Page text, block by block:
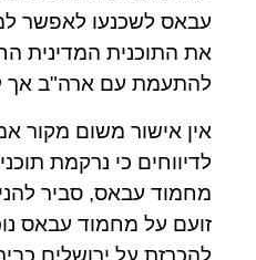
עבאס לשכנעו לאפשר
את התוכנית המדינית
להתעמת עם ארה"ב אך
אין אישור משום מקור
לדיווחים כי נרקמת
מחמוד עבאס, סביר
זועם על מחמוד עבאס
להכרזת על ירושלים